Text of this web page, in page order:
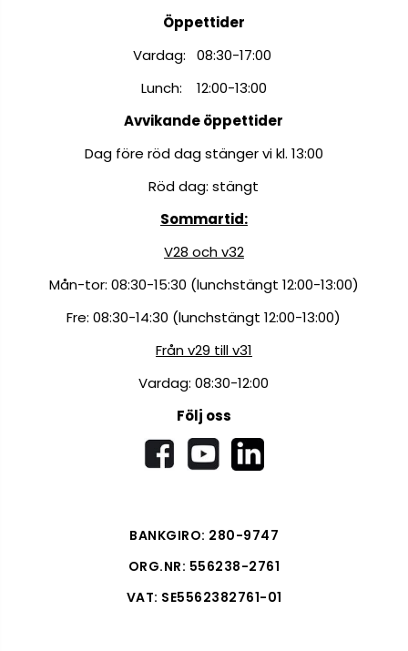
Öppettider
Vardag: 08:30-17:00
Lunch: 12:00-13:00
Avvikande öppettider
Dag före röd dag stänger vi kl. 13:00
Röd dag: stängt
Sommartid:
V28 och v32
Mån-tor: 08:30-15:30 (lunchstängt 12:00-13:00)
Fre: 08:30-14:30 (lunchstängt 12:00-13:00)
Från v29 till v31
Vardag: 08:30-12:00
Följ oss
BANKGIRO: 280-9747
ORG.NR: 556238-2761
VAT: SE5562382761-01